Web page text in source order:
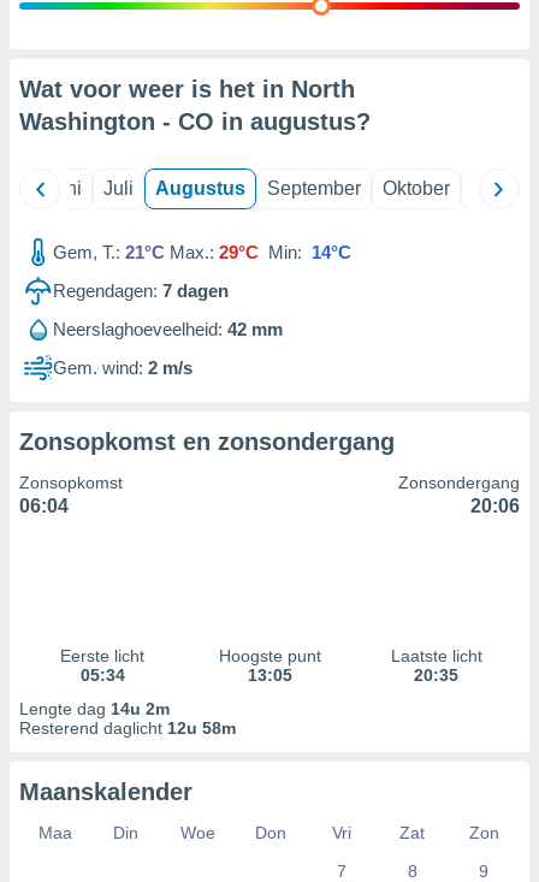
Wat voor weer is het in North
Washington - CO in augustus?
Juni Juli Augustus September Oktober
Gem, T.: 21°C Max.: 29°C Min: 14°C
Regendagen: 7 dagen
Neerslaghoeveelheid: 42 mm
Gem. wind: 2 m/s
Zonsopkomst en zonsondergang
Zonsopkomst
06:04
Zonsondergang
20:06
Eerste licht
05:34
Hoogste punt
13:05
Laatste licht
20:35
Lengte dag 14u 2m
Resterend daglicht 12u 58m
Maanskalender
Maa Din Woe Don Vri Zat
Zon
7
8 9